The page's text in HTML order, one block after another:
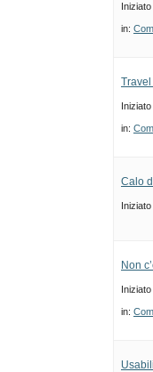
in:
in:
Calo
Non
in: